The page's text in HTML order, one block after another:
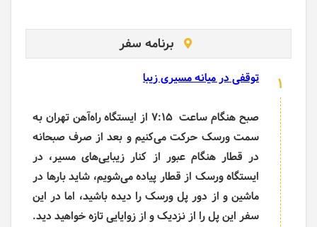
برنامه سفر
1 توقفی در میانه مسیری زیبا
صبح هنگام ساعت 7:15 از ایستگاه راه‌آهن تهران به
سمت ورسک حرکت می‌کنیم و بعد از صرف صبحانه
در قطار هنگام عبور از کنار زیبایی‌های مسیر، در
ایستگاه ورسک از قطار پیاده می‌­شویم، شاید بارها در
ماشین و از دور پل ورسک را دیده باشید، اما در این
سفر این پل را از نزدیک و از زوایایی تازه خواهید دید.